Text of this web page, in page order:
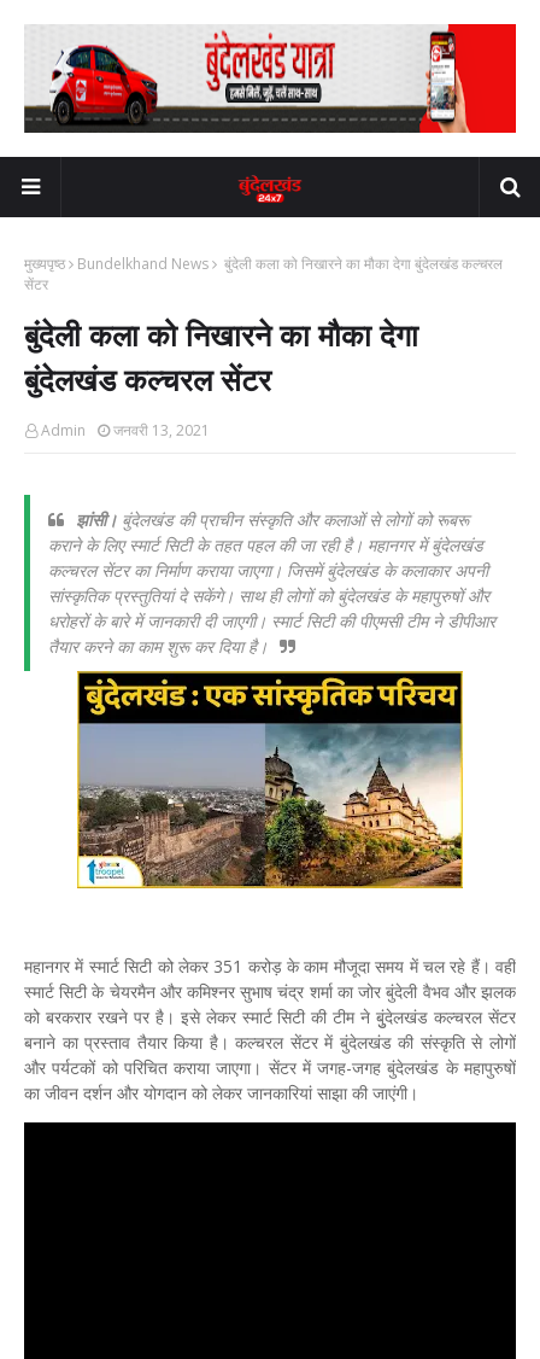
मुख्यपृष्ठ Bundelkhand News
बुंदेली कला को निखारने का मौका देगा बुंदेलखंड कल्चरल
सेंटर
बुंदेली कला को निखारने का मौका देगा
बुंदेलखंड कल्चरल सेंटर
Admin जनवरी 13, 2021
झांसी। बुंदेलखंड की प्राचीन संस्कृति और कलाओं से लोगों को रूबरू
कराने के लिए स्मार्ट सिटी के तहत पहल की जा रही है। महानगर में बुंदेलखंड
कल्चरल सेंटर का निर्माण कराया जाएगा। जिसमें बुंदेलखंड के कलाकार अपनी
सांस्कृतिक प्रस्तुतियां दे सकेंगे। साथ ही लोगों को बुंदेलखंड के महापुरुषों और
धरोहरों के बारे में जानकारी दी जाएगी। स्मार्ट सिटी की पीएमसी टीम ने डीपीआर
तैयार करने का काम शुरू कर दिया है।
महानगर में स्मार्ट सिटी को लेकर 351 करोड़ के काम मौजूदा समय में चल रहे हैं। वहीं
स्मार्ट सिटी के चेयरमैन और कमिश्नर सुभाष चंद्र शर्मा का जोर बुंदेली वैभव और झलक
को बरकरार रखने पर है। इसे लेकर स्मार्ट सिटी की टीम ने बुुंदेलखंड कल्चरल सेंटर
बनाने का प्रस्ताव तैयार किया है। कल्चरल सेंटर में बुंदेलखंड की संस्कृति से लोगों
और पर्यटकों को परिचित कराया जाएगा। सेंटर में जगह-जगह बुंदेलखंड के महापुरुषों
का जीवन दर्शन और योगदान को लेकर जानकारियां साझा की जाएंगी।